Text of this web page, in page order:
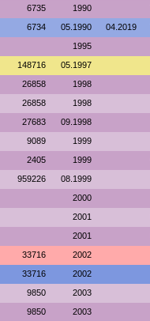
6735 1990
6734 05.1990 04.2019
1995
148716 05.1997
26858 1998
26858 1998
27683 09.1998
9089 1999
2405 1999
959226 08.1999
2000
2001
2001
33716 2002
33716 2002
9850 2003
9850 2003